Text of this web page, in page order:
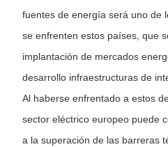
fuentes de energía será uno de
se enfrenten estos países, que
implantación de mercados
desarrollo infraestructuras de
Al haberse enfrentado a estos
sector eléctrico europeo puede
a la superación de las barreras